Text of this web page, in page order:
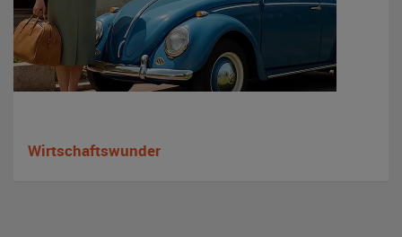
Wirtschaftswunder